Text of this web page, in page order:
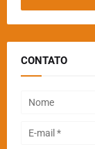
CONTATO